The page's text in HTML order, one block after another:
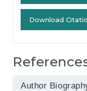
Download
Author